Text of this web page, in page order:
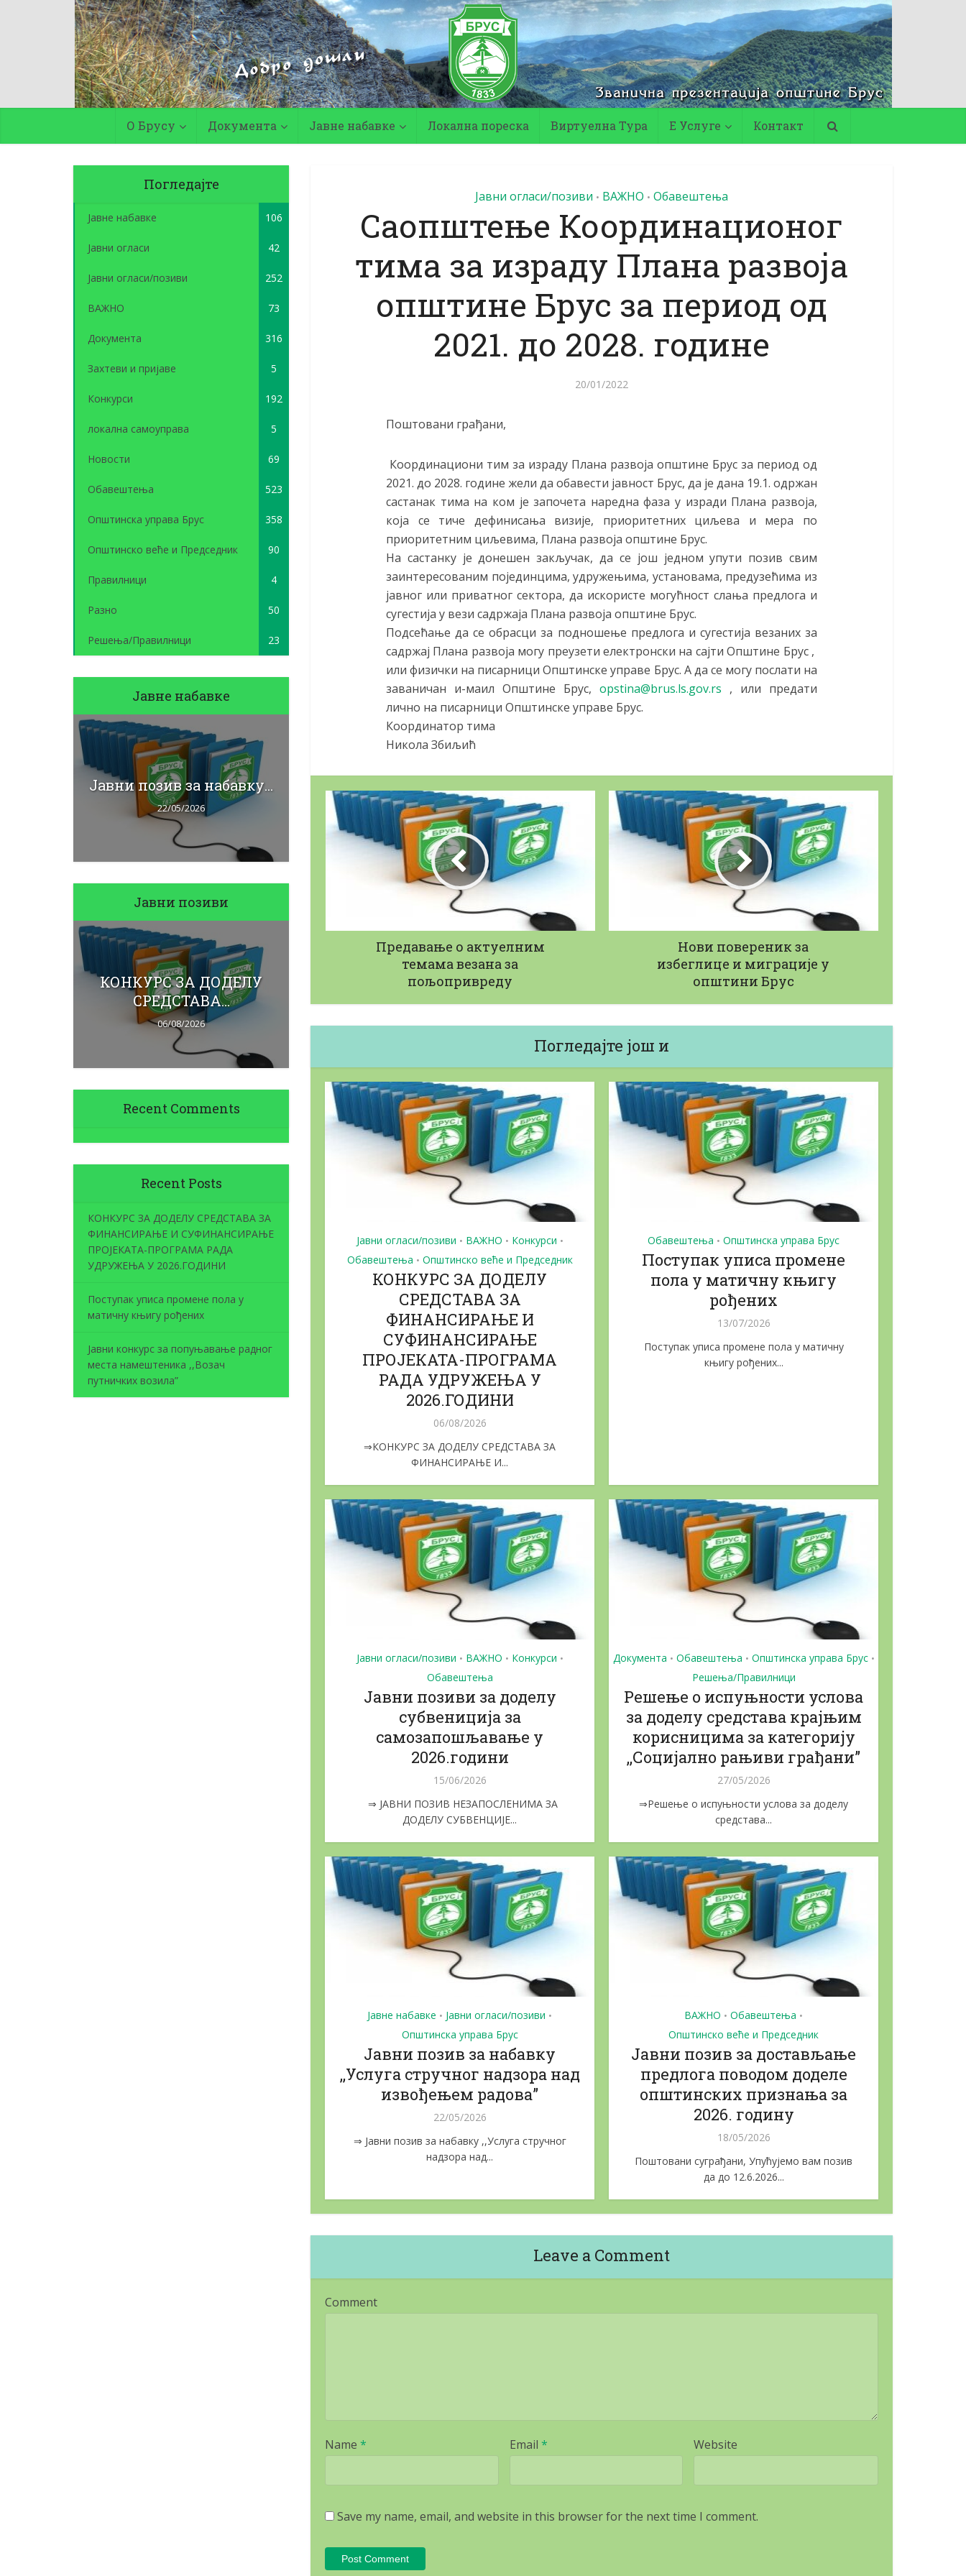
О Брусу Документа Јавне набавке Локална пореска Виртуелна Тура Е Услуге Контакт
Погледајте
Јавне набавке 106
Јавни огласи 42
Јавни огласи/позиви 252
ВАЖНО 73
Документа 316
Захтеви и пријаве 5
Конкурси 192
локална самоуправа 5
Новости 69
Обавештења 523
Општинска управа Брус 358
Општинско веће и Председник 90
Правилници 4
Разно 50
Решења/Правилници 23
Јавне набавке
Јавни позив за набавку...
22/05/2026
Jaвни позив за набавку
Горива и...
23/04/2026
13/02/2026 22/05/2026
Јавни позиви
КОНКУРС ЗА ДОДЕЛУ
СРЕДСТАВА...
06/08/2026
Jaвни позиви за доделу... Јавни позив за набавку...
ОГЛАС РАДИ ДАВАЊА У
Recent Comments
Recent Posts
КОНКУРС ЗА ДОДЕЛУ СРЕДСТАВА ЗА
ФИНАНСИРАЊЕ И СУФИНАНСИРАЊЕ
ПРОЈЕКАТА-ПРОГРАМА РАДА
УДРУЖЕЊА У 2026.ГОДИНИ
Поступак уписа промене пола у
матичну књигу рођених
Јавни конкурс за попуњавање радног
места намештеника ,,Возач
путничких возила”
Јавни огласи/позиви • ВАЖНО • Обавештења
Саопштење Координационог
тима за израду Плана развоја
општине Брус за период од
2021. до 2028. године
20/01/2022
Поштовани грађани,
Координациони тим за израду Плана развоја општине Брус за период од
2021. до 2028. године жели да обавести јавност Брус, да је дана 19.1. одржан
састанак тима на ком је започета наредна фаза у изради Плана развоја,
која се тиче дефинисања визије, приоритетних циљева и мера по
приоритетним циљевима, Плана развоја општине Брус.
На састанку је донешен закључак, да се још једном упути позив свим
заинтересованим појединцима, удружењима, установама, предузећима из
јавног или приватног сектора, да искористе могућност слања предлога и
сугестија у вези садржаја Плана развоја општине Брус.
Подсећање да се обрасци за подношење предлога и сугестија везаних за
садржај Плана развоја могу преузети електронски на сајти Општине Брус ,
или физички на писарници Општинске управе Брус. А да се могу послати на
заваничан и-маил Општине Брус, opstina@brus.ls.gov.rs , или предати
лично на писарници Општинске управе Брус.
Координатор тима
Никола Збиљић
Предавање о актуелним
темама везана за
пољопривреду
Нови повереник за
избеглице и миграције у
општини Брус
Погледајте још и
Јавни огласи/позиви • ВАЖНО • Конкурси •
Обавештења • Општинско веће и Председник
КОНКУРС ЗА ДОДЕЛУ
СРЕДСТАВА ЗА
ФИНАНСИРАЊЕ И
СУФИНАНСИРАЊЕ
ПРОЈЕКАТА-ПРОГРАМА
РАДА УДРУЖЕЊА У
2026.ГОДИНИ
06/08/2026
⇒КОНКУРС ЗА ДОДЕЛУ СРЕДСТАВА ЗА
ФИНАНСИРАЊЕ И...
Обавештења • Општинска управа Брус
Поступак уписа промене
пола у матичну књигу
рођених
13/07/2026
Поступак уписа промене пола у матичну
књигу рођених...
Јавни огласи/позиви • ВАЖНО • Конкурси •
Обавештења
Jaвни позиви за доделу
субвениција за
самозапошљавање у
2026.години
15/06/2026
⇒ ЈАВНИ ПОЗИВ НЕЗАПОСЛЕНИМА ЗА
ДОДЕЛУ СУБВЕНЦИЈЕ...
Документа • Обавештења • Општинска управа Брус •
Решења/Правилници
Решење о испуњности услова
за доделу средстава крајњим
корисницима за категорију
,,Социјално рањиви грађани”
27/05/2026
⇒Решење о испуњности услова за доделу
средстава...
Јавне набавке • Јавни огласи/позиви •
Општинска управа Брус
Јавни позив за набавку
,,Услуга стручног надзора над
извођењем радова”
22/05/2026
⇒ Јавни позив за набавку ,,Услуга стручног
надзора над...
ВАЖНО • Обавештења •
Општинско веће и Председник
Јавни позив за достављање
предлога поводом доделе
општинских признања за
2026. годину
18/05/2026
Поштовани суграђани, Упућујемо вам позив
да до 12.6.2026...
Leave a Comment
Comment
Name * Email * Website
Save my name, email, and website in this browser for the next time I comment.